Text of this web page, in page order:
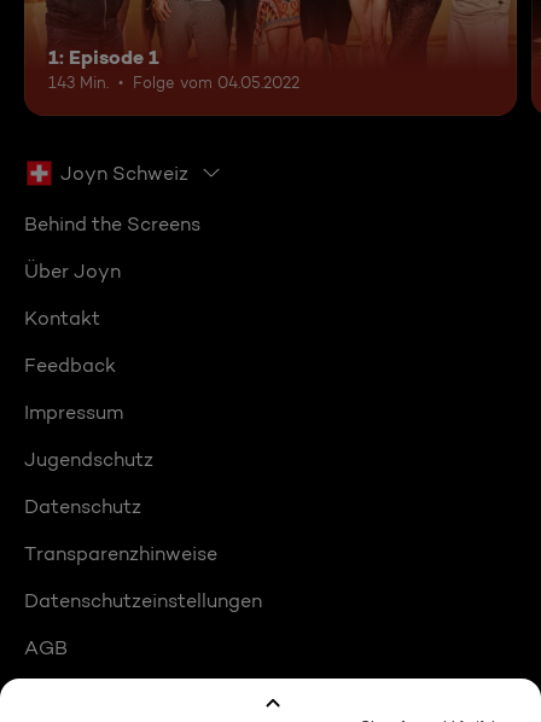
1: Episode 1
143 Min. Folge vom 04.05.2022
Joyn Schweiz
Behind the Screens
Über Joyn
Kontakt
Feedback
Impressum
Jugendschutz
Datenschutz
Transparenzhinweise
Datenschutzeinstellungen
AGB